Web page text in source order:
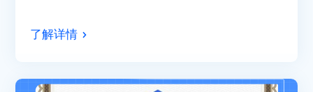
了解详情